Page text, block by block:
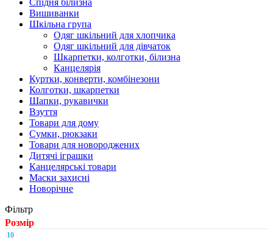
Спідня білизна
Вишиванки
Шкільна група
Одяг шкільний для хлопчика
Одяг шкільний для дівчаток
Шкарпетки, колготки, білизна
Канцелярія
Куртки, конверти, комбінезони
Колготки, шкарпетки
Шапки, рукавички
Взуття
Товари для дому
Сумки, рюкзаки
Товари для новороджених
Дитячі іграшки
Канцелярські товари
Маски захисні
Новорічне
Фільтр
Розмір
10